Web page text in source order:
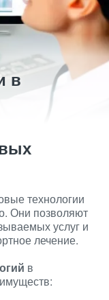
в
технологии
Они позволяют
услуг и
лечение.
в